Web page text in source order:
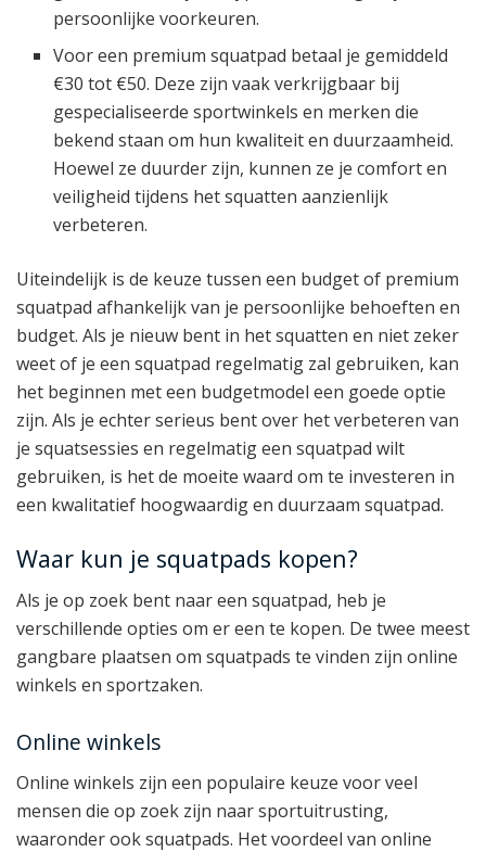
persoonlijke voorkeuren.
Voor een premium squatpad betaal je gemiddeld
€30 tot €50. Deze zijn vaak verkrijgbaar bij
gespecialiseerde sportwinkels en merken die
bekend staan om hun kwaliteit en duurzaamheid.
Hoewel ze duurder zijn, kunnen ze je comfort en
veiligheid tijdens het squatten aanzienlijk
verbeteren.
Uiteindelijk is de keuze tussen een budget of premium
squatpad afhankelijk van je persoonlijke behoeften en
budget. Als je nieuw bent in het squatten en niet zeker
weet of je een squatpad regelmatig zal gebruiken, kan
het beginnen met een budgetmodel een goede optie
zijn. Als je echter serieus bent over het verbeteren van
je squatsessies en regelmatig een squatpad wilt
gebruiken, is het de moeite waard om te investeren in
een kwalitatief hoogwaardig en duurzaam squatpad.
Waar kun je squatpads kopen?
Als je op zoek bent naar een squatpad, heb je
verschillende opties om er een te kopen. De twee meest
gangbare plaatsen om squatpads te vinden zijn online
winkels en sportzaken.
Online winkels
Online winkels zijn een populaire keuze voor veel
mensen die op zoek zijn naar sportuitrusting,
waaronder ook squatpads. Het voordeel van online